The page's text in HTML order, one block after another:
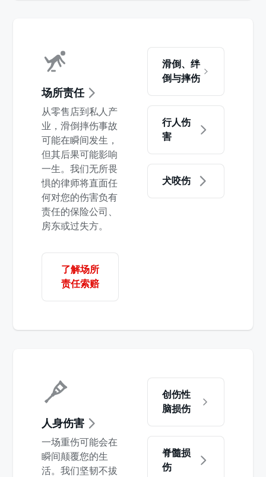
场所责任
从零售店到私人产
业，滑倒摔伤事故
可能在瞬间发生，
但其后果可能影响
一生。我们无所畏
惧的律师将直面任
何对您的伤害负有
责任的保险公司、
房东或过失方。
了解场所
责任索赔
滑倒、绊
倒与摔伤
行人伤
害
犬咬伤
人身伤害
一场重伤可能会在
瞬间颠覆您的生
活。我们坚韧不拔
创伤性
脑损伤
脊髓损
伤